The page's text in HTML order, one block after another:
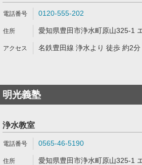
0120-555-202
愛知県豊田市浄水町原山325-1
名鉄豊田線 浄水より 徒歩 約2分
明光義塾
浄水教室
0565-46-5190
愛知県豊田市浄水町原山325-1